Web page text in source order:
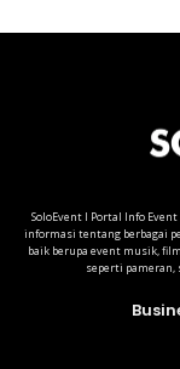
SoloEvent I Portal Info
informasi tentang berbagai
baik berupa event musik,
seperti